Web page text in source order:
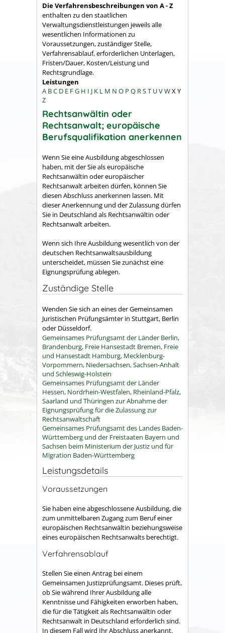
Die Verfahrensbeschreibungen von A - Z
enthalten zu den staatlichen
Verwaltungsdienstleistungen jeweils alle
wesentlichen Informationen zu
Voraussetzungen, zuständiger Stelle,
Verfahrensablauf, erforderlichen Unterlagen,
Fristen/Dauer, Kosten/Leistung und
Rechtsgrundlage.
Leistungen
A BC D E FG H I J K L M N O P Q RST UVWX Y
Z
Rechtsanwältin oder
Rechtsanwalt; europäische
Berufsqualifikation anerkennen
Wenn Sie eine Ausbildung abgeschlossen
haben, mit der Sie als europäische
Rechtsanwältin oder europäischer
Rechtsanwalt arbeiten dürfen, können Sie
diesen Abschluss anerkennen lassen. Mit
dieser Anerkennung und der Zulassung dürfen
Sie in Deutschland als Rechtsanwältin oder
Rechtsanwalt arbeiten.
Wenn sich Ihre Ausbildung wesentlich von der
deutschen Rechtsanwaltsausbildung
unterscheidet, müssen Sie zunächst eine
Eignungsprüfung ablegen.
Zuständige Stelle
Wenden Sie sich an eines der Gemeinsamen
Juristischen Prüfungsämter in Stuttgart, Berlin
oder Düsseldorf.
Gemeinsames Prüfungsamt der Länder Berlin,
Brandenburg, Freie Hansestadt Bremen, Freie
und Hansestadt Hamburg, Mecklenburg-
Vorpommern, Niedersachsen, Sachsen-Anhalt
und Schleswig-Holstein
Gemeinsames Prüfungsamt der Länder
Hessen, Nordrhein-Westfalen, Rheinland-Pfalz,
Saarland und Thüringen zur Abnahme der
Eignungsprüfung für die Zulassung zur
Rechtsanwaltschaft
Gemeinsames Prüfungsamt des Landes Baden-
Württemberg und der Freistaaten Bayern und
Sachsen beim Ministerium der Justiz und für
Migration Baden-Württemberg
Leistungsdetails
Voraussetzungen
Sie haben eine abgeschlossene Ausbildung, die
zum unmittelbaren Zugang zum Beruf einer
europäischen Rechtsanwältin beziehungsweise
eines europäischen Rechtsanwalts berechtigt.
Verfahrensablauf
Stellen Sie einen Antrag bei einem
Gemeinsamen Justizprüfungsamt. Dieses prüft,
ob Sie während Ihrer Ausbildung alle
Kenntnisse und Fähigkeiten erworben haben,
die für die Tätigkeit als Rechtsanwältin oder
Rechtsanwalt in Deutschland erforderlich sind.
In diesem Fall wird Ihr Abschluss anerkannt.